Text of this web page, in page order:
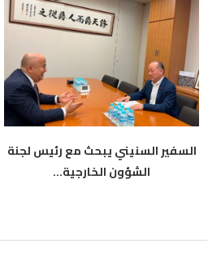
السفير السنيني يبحث مع رئيس لجنة
الشؤون الخارجية...